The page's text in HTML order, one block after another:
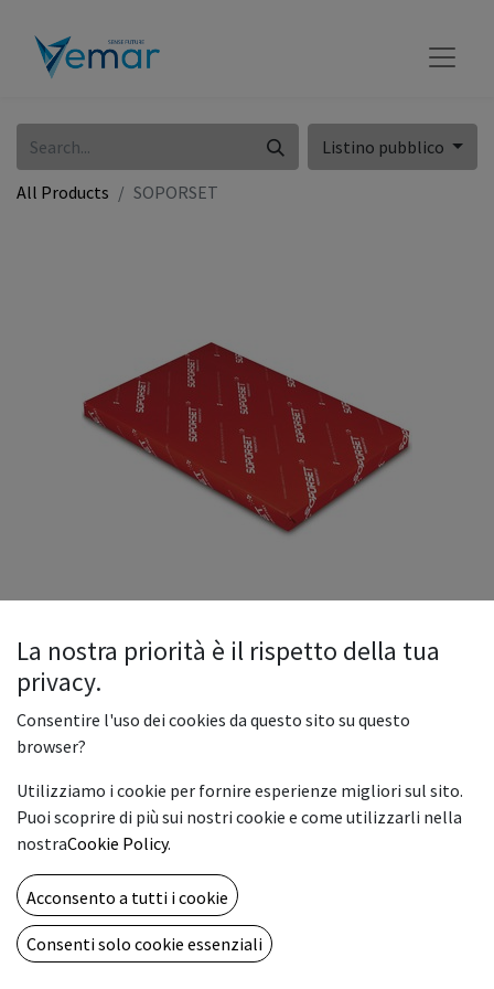
Listino pubblico
All Products SOPORSET
SOPORSET
Soporset Premium Offset Bianca The Navigator Company
47.24€
250 gr. 300 gr. 80 gr.
La nostra priorità è il rispetto della tua
privacy.
Consentire l'uso dei cookies da questo sito su questo
browser?
Utilizziamo i cookie per fornire esperienze migliori sul sito.
Puoi scoprire di più sui nostri cookie e come utilizzarli nella
nostraCookie Policy.
Acconsento a tutti i cookie
Consenti solo cookie essenziali